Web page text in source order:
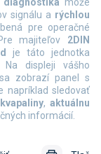
diagnostika môže
signálu a rýchlou
pre operačné
majiteľov 2DIN
je táto jednotka
Na displeji vášho
zobrazí panel s
napríklad sledovať
,aktuálnu
informácií.